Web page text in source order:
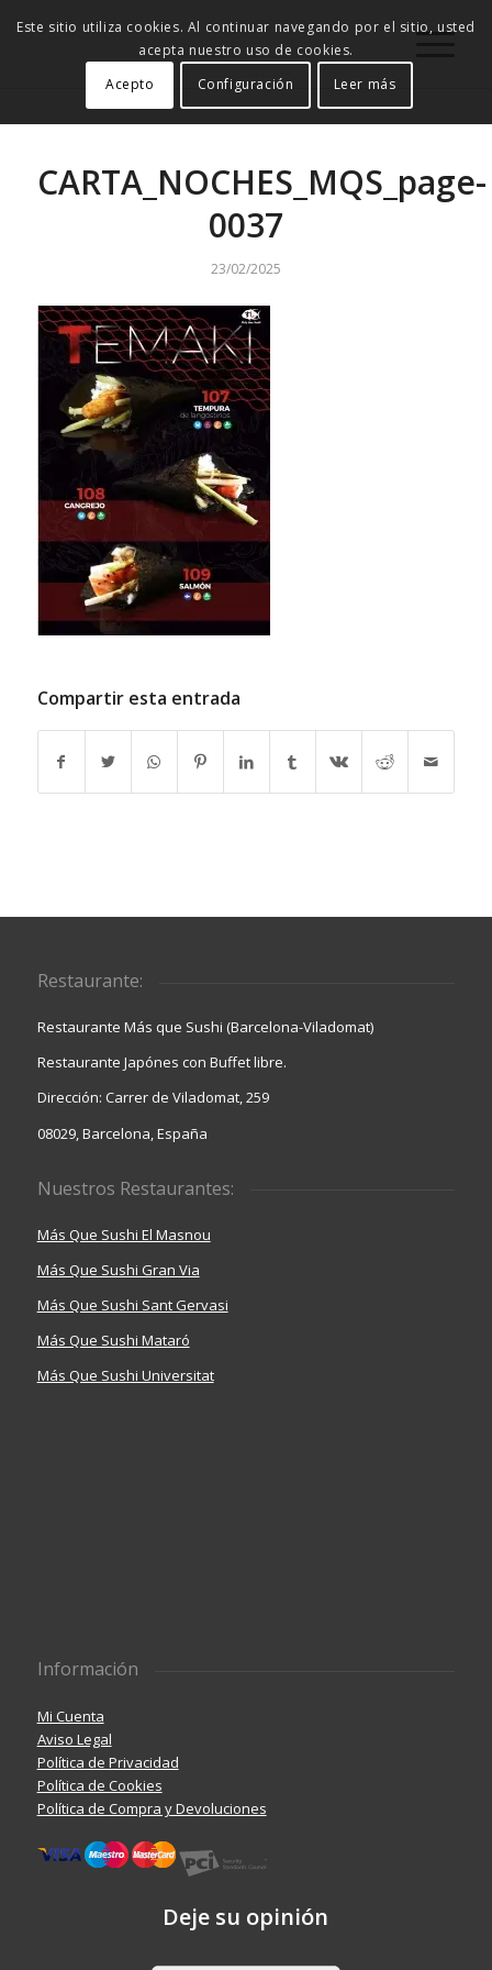
CARTA_NOCHES_MQS_page-
0037
23/02/2025
Compartir esta entrada
Restaurante:
Restaurante Más que Sushi (Barcelona-Viladomat)
Restaurante Japónes con Buffet libre.
Dirección: Carrer de Viladomat, 259
08029, Barcelona, España
Nuestros Restaurantes:
Más Que Sushi El Masnou
Más Que Sushi Gran Via
Más Que Sushi Sant Gervasi
Más Que Sushi Mataró
Más Que Sushi Universitat
Información
Mi Cuenta
Aviso Legal
Política de Privacidad
Política de Cookies
Política de Compra y Devoluciones
Deje su opinión
Este sitio utiliza cookies. Al continuar navegando por el sitio, usted
acepta nuestro uso de cookies.
Acepto
Configuración Leer más